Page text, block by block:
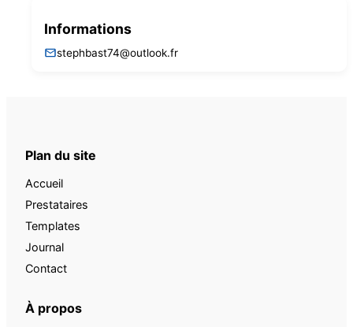
Informations
stephbast74@outlook.fr
Plan du site
Accueil
Prestataires
Templates
Journal
Contact
À propos